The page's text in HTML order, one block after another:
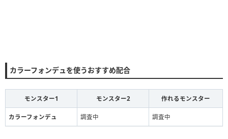
カラーフォンデュを使うおすすめ配合
モンスター1 モンスター2 作れるモンスター
カラーフォンデュ 調査中 調査中